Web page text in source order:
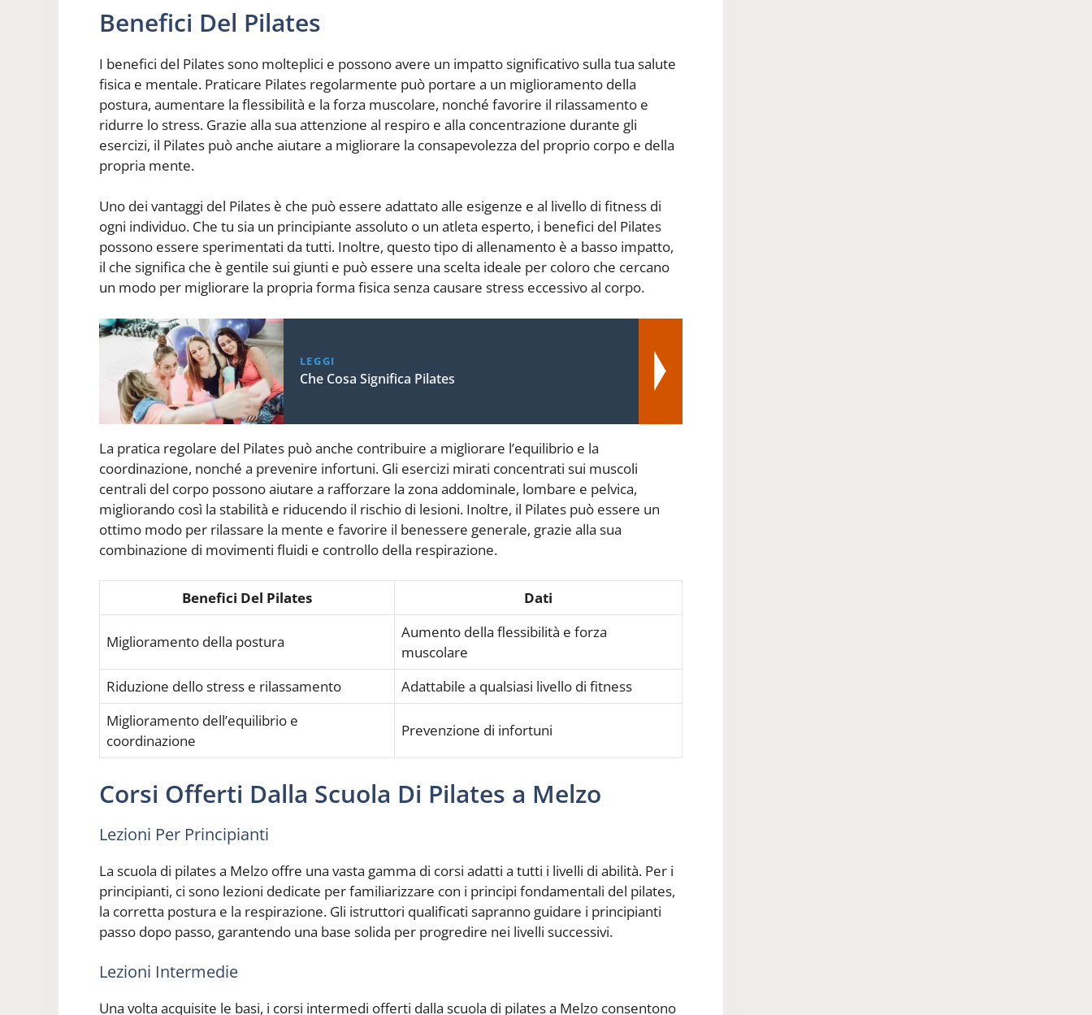
Benefici Del Pilates
I benefici del Pilates sono molteplici e possono avere un impatto significativo sulla tua salute
fisica e mentale. Praticare Pilates regolarmente può portare a un miglioramento della
postura, aumentare la flessibilità e la forza muscolare, nonché favorire il rilassamento e
ridurre lo stress. Grazie alla sua attenzione al respiro e alla concentrazione durante gli
esercizi, il Pilates può anche aiutare a migliorare la consapevolezza del proprio corpo e della
propria mente.
Uno dei vantaggi del Pilates è che può essere adattato alle esigenze e al livello di fitness di
ogni individuo. Che tu sia un principiante assoluto o un atleta esperto, i benefici del Pilates
possono essere sperimentati da tutti. Inoltre, questo tipo di allenamento è a basso impatto,
il che significa che è gentile sui giunti e può essere una scelta ideale per coloro che cercano
un modo per migliorare la propria forma fisica senza causare stress eccessivo al corpo.
LEGGI
Che Cosa Significa Pilates
La pratica regolare del Pilates può anche contribuire a migliorare l’equilibrio e la
coordinazione, nonché a prevenire infortuni. Gli esercizi mirati concentrati sui muscoli
centrali del corpo possono aiutare a rafforzare la zona addominale, lombare e pelvica,
migliorando così la stabilità e riducendo il rischio di lesioni. Inoltre, il Pilates può essere un
ottimo modo per rilassare la mente e favorire il benessere generale, grazie alla sua
combinazione di movimenti fluidi e controllo della respirazione.
Benefici Del Pilates Dati
Miglioramento della postura
Aumento della flessibilità e forza
muscolare
Riduzione dello stress e rilassamento
Adattabile a qualsiasi livello di fitness
Miglioramento dell’equilibrio e
coordinazione
Prevenzione di infortuni
Corsi Offerti Dalla Scuola Di Pilates a Melzo
Lezioni Per Principianti
La scuola di pilates a Melzo offre una vasta gamma di corsi adatti a tutti i livelli di abilità. Per i
principianti, ci sono lezioni dedicate per familiarizzare con i principi fondamentali del pilates,
la corretta postura e la respirazione. Gli istruttori qualificati sapranno guidare i principianti
passo dopo passo, garantendo una base solida per progredire nei livelli successivi.
Lezioni Intermedie
Una volta acquisite le basi, i corsi intermedi offerti dalla scuola di pilates a Melzo consentono